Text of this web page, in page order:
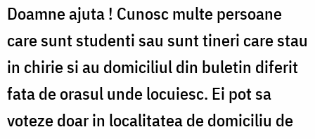
Doamne ajuta ! Cunosc multe persoane
care sunt studenti sau sunt tineri care stau
in chirie si au domiciliul din buletin diferit
fata de orasul unde locuiesc. Ei pot sa
voteze doar in localitatea de domiciliu de